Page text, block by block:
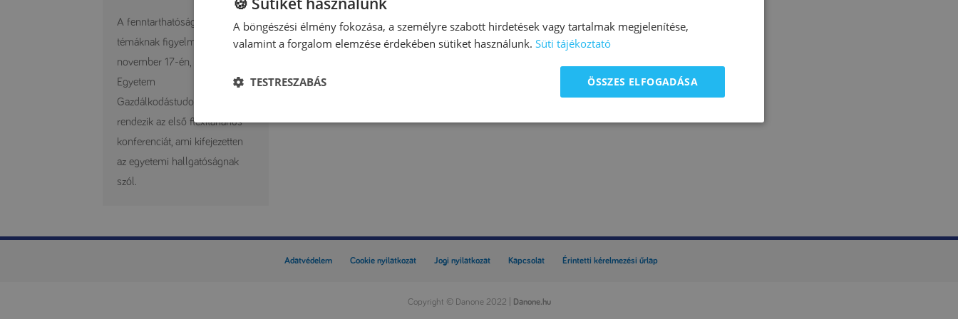
A fenntarthatósági és növényi
témáknak figyelmet szentelve
november 17-én, a Debreceni
Egyetem
Gazdálkodástudományi Karán
rendezik az első flexitáriánus
konferenciát, ami kifejezetten
az egyetemi hallgatóságnak
szól.
Adatvédelem Cookie nyilatkozat Jogi nyilatkozat Kapcsolat Érintetti kérelmezési űrlap
Copyright ©Danone 2022 | Danone.hu
A böngészési élmény fokozása, a személyre szabott hirdetések vagy tartalmak megjelenítése,
valamint a forgalom elemzése érdekében sütiket használunk. Süti tájékoztató
ÖSSZES ELFOGADÁSA
TESTRESZABÁS